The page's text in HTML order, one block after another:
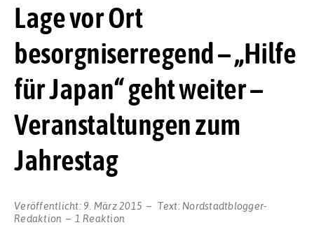
Lage vor Ort
besorgniserregend – „Hilfe
für Japan“ geht weiter –
Veranstaltungen zum
Jahrestag
Veröffentlicht: 9. März 2015 Text: Nordstadtblogger-
Redaktion
1 Reaktion